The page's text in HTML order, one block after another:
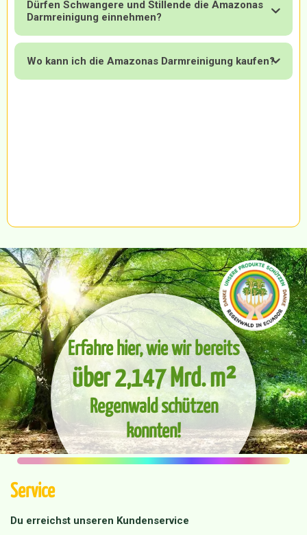
Dürfen Schwangere und Stillende die Amazonas
Darmreinigung einnehmen?
Wo kann ich die Amazonas Darmreinigung kaufen?
Erfahre hier, wie wir bereits
über 2,147 Mrd. m²
Regenwald schützen
konnten!
Service
Du erreichst unseren Kundenservice